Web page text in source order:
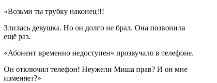
«Возьми ты трубку наконец!!!
Злилась девушка. Но он долго не брал. Она позвонила
ещё раз.
«Абонент временно недоступен» прозвучало в телефоне.
Он отключил телефон! Неужели Миша прав? И он мне
изменяет?»